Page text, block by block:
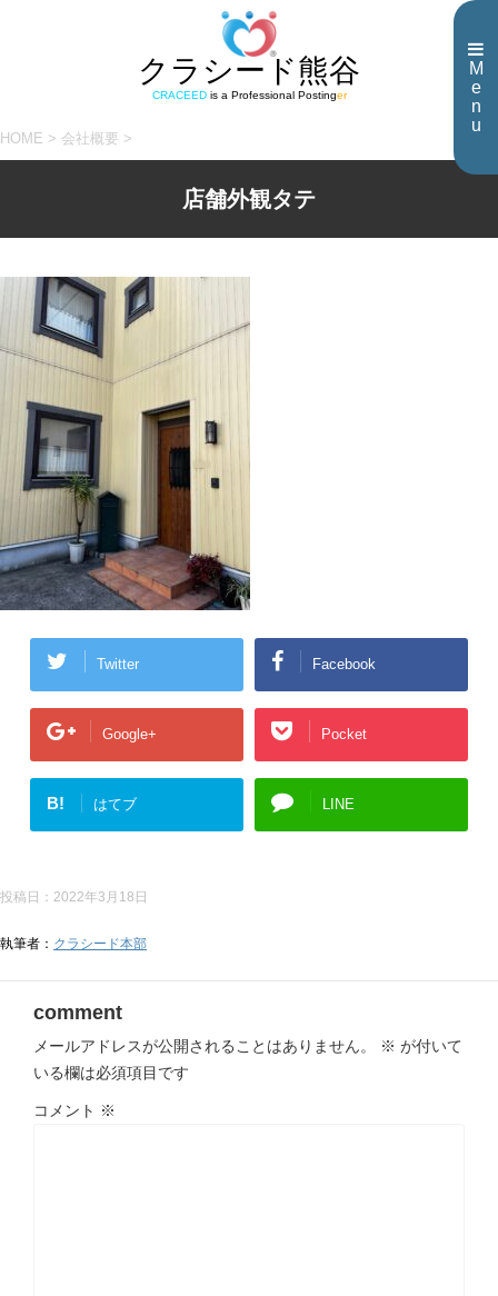
M
e
n
u
クラシード熊谷
CRACEEDis a Professional Postinger
HOME > 会社概要 >
店舗外観タテ
Twitter Facebook
Google+ Pocket
B! はてブ LINE
投稿日： 2022年3月18日
執筆者： クラシード本部
comment
メールアドレスが公開されることはありません。 ※ が付いて
いる欄は必須項目です
コメント ※